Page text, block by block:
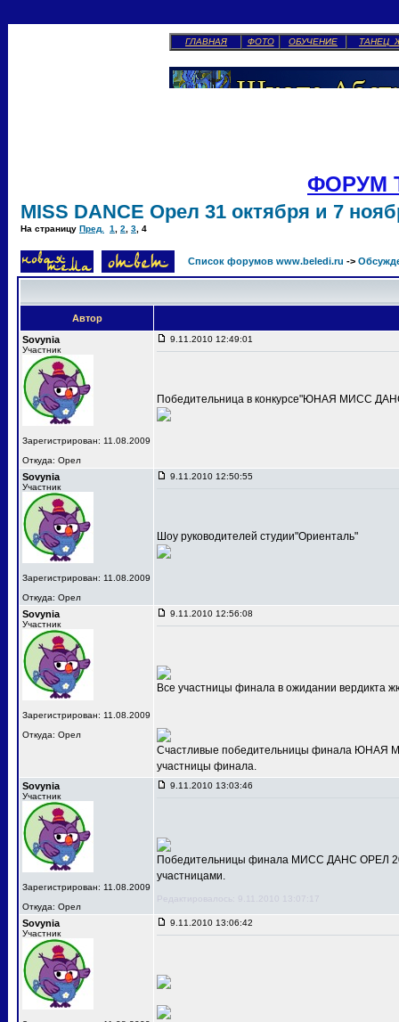
ГЛАВНАЯ ФОТО ОБУЧЕНИЕ ТАНЕЦ
ФОРУМ
MISS DANCE Орел 31 октября и 7
На страницу Пред. 1 2 3 4
Список форумов www.beledi.ru ->
Автор
Sovynia
Участник
Зарегистрирован: 11.08.2009
Откуда: Орел
9.11.2010 12:49:01
Победительница в конкурсе"ЮНАЯ МИСС
Sovynia
Участник
Зарегистрирован: 11.08.2009
Откуда: Орел
9.11.2010 12:50:55
Шоу руководителей студии"Ориенталь"
Sovynia
Участник
Зарегистрирован: 11.08.2009
Откуда: Орел
9.11.2010 12:56:08
Все участницы финала в ожидании вердикта
Счастливые победительницы финала ЮНАЯ
участницы финала.
Sovynia
Участник
Зарегистрирован: 11.08.2009
Откуда: Орел
9.11.2010 13:03:46
Победительницы финала МИСС ДАНС ОРЕЛ
участницами.
Редактировалось: 9.11.2010 13:07:17
Sovynia
Участник
9.11.2010 13:06:42